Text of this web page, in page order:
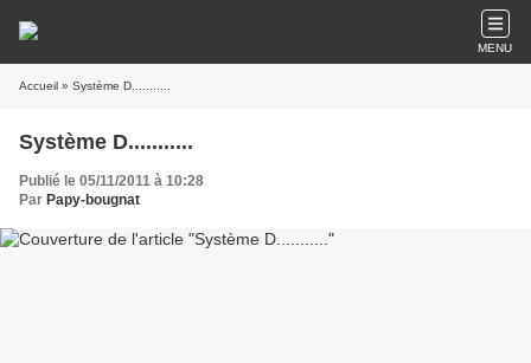
MENU
Accueil » Système D...........
Système D...........
Publié le 05/11/2011 à 10:28
Par Papy-bougnat